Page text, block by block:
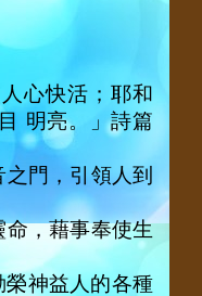
心快活；耶和
明亮。」詩篇
門，引領人到
命，藉事奉使生
榮神益人的各種